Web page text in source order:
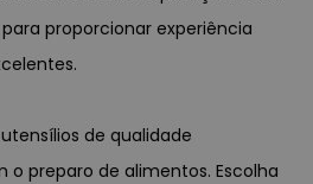
proporcionar experiência
de qualidade
o preparo de alimentos. Escolha